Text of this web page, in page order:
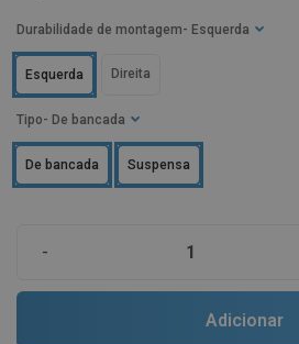
Tipo - De bancada
Suspensa
De bancada
Durabilidade de montagem - Esquerda
Direita
Esquerda
-
Adicionar